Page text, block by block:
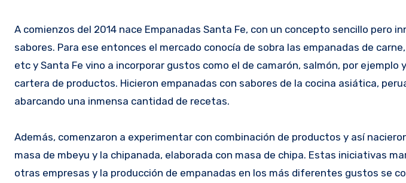
A comienzos del 2014 nace Empanadas Santa Fe, con un concepto sencillo pero
sabores. Para ese entonces el mercado conocía de sobra las empanadas de
etc y Santa Fe vino a incorporar gustos como el de camarón, salmón, por
cartera de productos. Hicieron empanadas con sabores de la cocina asiática,
abarcando una inmensa cantidad de recetas.
Además, comenzaron a experimentar con combinación de productos y así
masa de mbeyu y la chipanada, elaborada con masa de chipa. Estas iniciativas
otras empresas y la producción de empanadas en los más diferentes gustos se